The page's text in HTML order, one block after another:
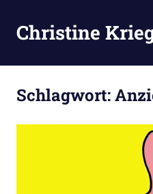
Inhalt
springen
Christine
Schlagwort: